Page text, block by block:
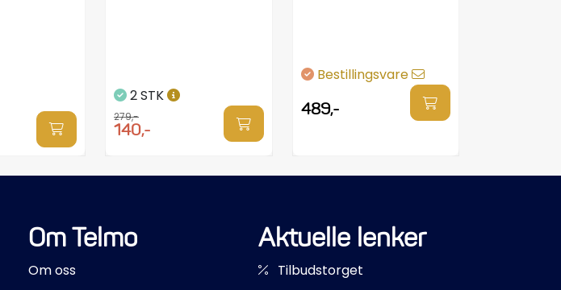
2 STK
279,-
140,-
Bestillingsvare
489,-
Om Telmo
Om oss
Aktuelle lenker
Tilbudstorget